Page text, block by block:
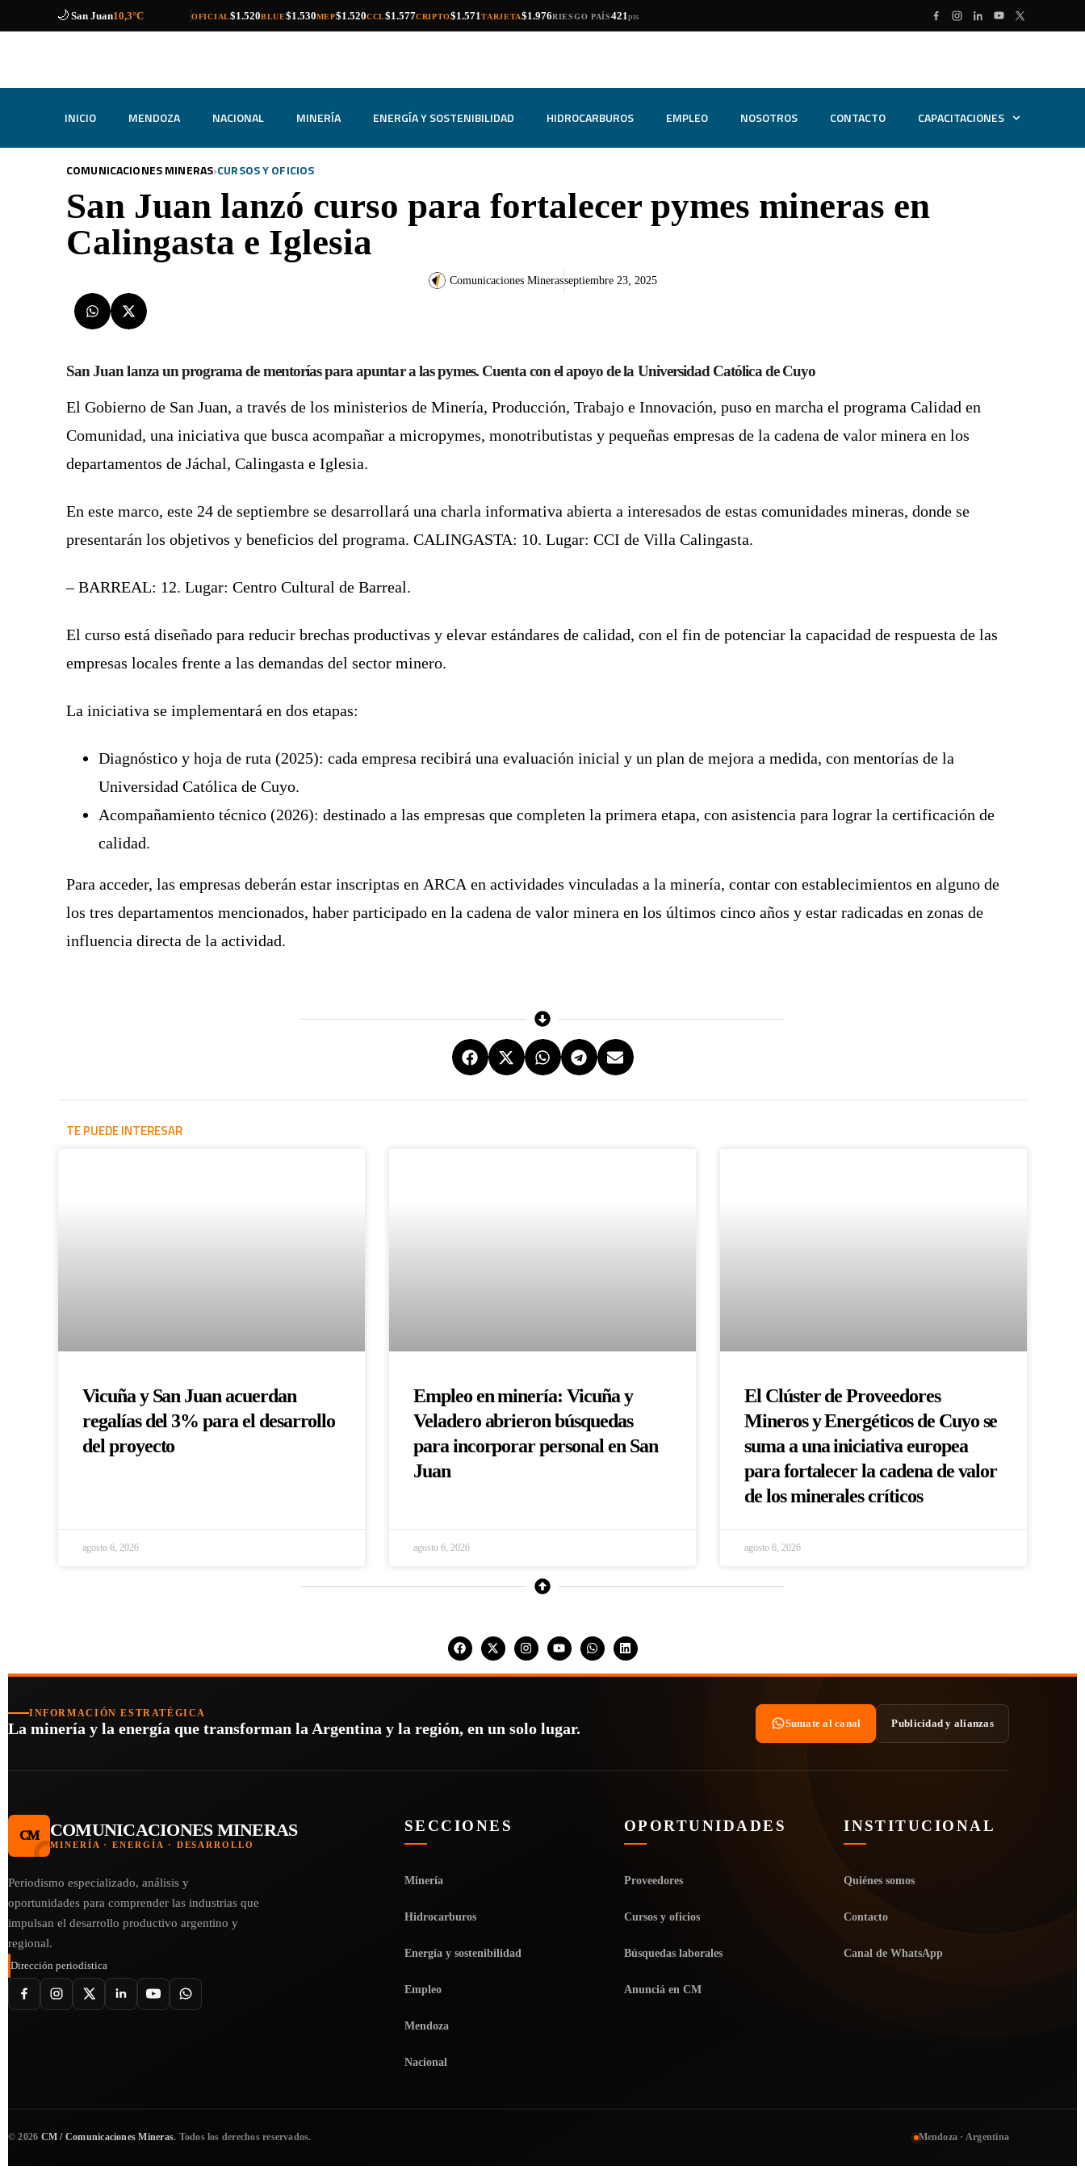
🌙 Catamarca14,9°C OFICIAL
compra
venta $1.520BLUE
compra
venta$1.530MEP
compra
venta$1.520CCL
compra
venta$1.577CRIPTO
compra
venta $1.571TARJETA
compra
venta $1.976RIESGO PAÍS421pts
INICIO MENDOZA NACIONAL MINERÍA ENERGÍA Y SOSTENIBILIDAD HIDROCARBUROS EMPLEO NOSOTROS CONTACTO CAPACITACIONES
COMUNICACIONES MINERAS›CURSOS Y OFICIOS
San Juan lanzó curso para fortalecer pymes mineras en
Calingasta e Iglesia
Comunicaciones Minerasseptiembre 23, 2025
San Juan lanza un programa de mentorías para apuntar a las pymes. Cuenta con el apoyo de la Universidad Católica de Cuyo
El Gobierno de San Juan, a través de los ministerios de Minería, Producción, Trabajo e Innovación, puso en marcha el programa Calidad en
Comunidad, una iniciativa que busca acompañar a micropymes, monotributistas y pequeñas empresas de la cadena de valor minera en los
departamentos de Jáchal, Calingasta e Iglesia.
En este marco, este 24 de septiembre se desarrollará una charla informativa abierta a interesados de estas comunidades mineras, donde se
presentarán los objetivos y beneficios del programa. CALINGASTA: 10. Lugar: CCI de Villa Calingasta.
– BARREAL: 12. Lugar: Centro Cultural de Barreal.
El curso está diseñado para reducir brechas productivas y elevar estándares de calidad, con el fin de potenciar la capacidad de respuesta de las
empresas locales frente a las demandas del sector minero.
La iniciativa se implementará en dos etapas:
Diagnóstico y hoja de ruta (2025): cada empresa recibirá una evaluación inicial y un plan de mejora a medida, con mentorías de la
Universidad Católica de Cuyo.
Acompañamiento técnico (2026): destinado a las empresas que completen la primera etapa, con asistencia para lograr la certificación de
calidad.
Para acceder, las empresas deberán estar inscriptas en ARCA en actividades vinculadas a la minería, contar con establecimientos en alguno de
los tres departamentos mencionados, haber participado en la cadena de valor minera en los últimos cinco años y estar radicadas en zonas de
influencia directa de la actividad.
TE PUEDE INTERESAR
Vicuña y San Juan acuerdan
regalías del 3% para el desarrollo
del proyecto
agosto 6, 2026
Empleo en minería: Vicuña y
Veladero abrieron búsquedas
para incorporar personal en San
Juan
agosto 6, 2026
El Clúster de Proveedores
Mineros y Energéticos de Cuyo se
suma a una iniciativa europea
para fortalecer la cadena de valor
de los minerales críticos
agosto 6, 2026
INFORMACIÓN ESTRATÉGICA
La minería y la energía que transforman la Argentina y la región, en un solo lugar. Sumate al canal Publicidad y alianzas
CM COMUNICACIONES MINERAS
MINERÍA · ENERGÍA · DESARROLLO
Periodismo especializado, análisis y
oportunidades para comprender las industrias que
impulsan el desarrollo productivo argentino y
regional.
Dirección periodística
SECCIONES
Minería
Hidrocarburos
Energía y sostenibilidad
Empleo
Mendoza
Nacional
OPORTUNIDADES
Proveedores
Cursos y oficios
Búsquedas laborales
Anunciá en CM
INSTITUCIONAL
Quiénes somos
Contacto
Canal de WhatsApp
©2026 CM / Comunicaciones Mineras. Todos los derechos reservados. Mendoza · Argentina